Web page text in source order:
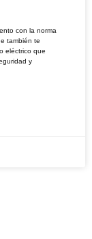
con la norma
también te
eléctrico que
y